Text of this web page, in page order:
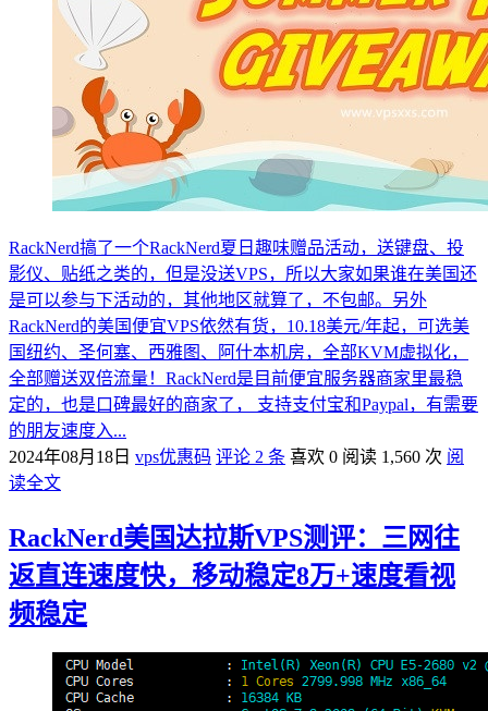
RackNerd搞了一个RackNerd夏日趣味赠品活动，送键盘、投
影仪、贴纸之类的，但是没送VPS，所以大家如果谁在美国还
是可以参与下活动的，其他地区就算了，不包邮。另外
RackNerd的美国便宜VPS依然有货，10.18美元/年起，可选美
国纽约、圣何塞、西雅图、阿什本机房，全部KVM虚拟化，
全部赠送双倍流量！RackNerd是目前便宜服务器商家里最稳
定的，也是口碑最好的商家了， 支持支付宝和Paypal，有需要
的朋友速度入...
2024年08月18日 vps优惠码 评论 2 条 喜欢 0 阅读 1,560 次 阅
读全文
RackNerd美国达拉斯VPS测评：三网往
返直连速度快，移动稳定8万+速度看视
频稳定